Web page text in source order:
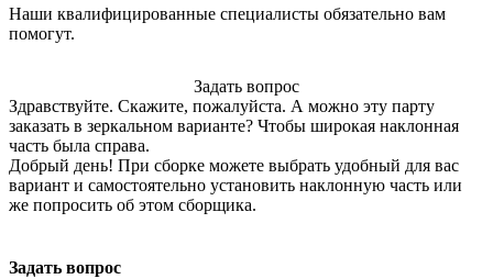
Наши квалифицированные специалисты обязательно вам
помогут.
Задать вопрос
Здравствуйте. Скажите, пожалуйста. А можно эту парту
заказать в зеркальном варианте? Чтобы широкая наклонная
часть была справа.
Добрый день! При сборке можете выбрать удобный для вас
вариант и самостоятельно установить наклонную часть или
же попросить об этом сборщика.
Задать вопрос